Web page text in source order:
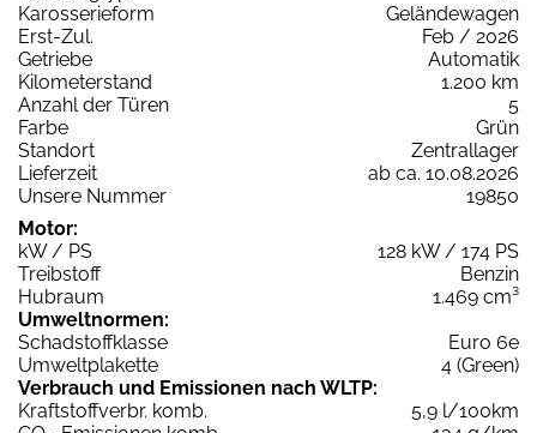
Karosserieform
Geländewagen
Erst-Zul.
Feb / 2026
Getriebe
Automatik
Kilometerstand
1.200 km
Anzahl der Türen
5
Farbe
Grün
Standort
Zentrallager
Lieferzeit
ab ca. 10.08.2026
Unsere Nummer
19850
Motor:
kW / PS
128 kW / 174 PS
Treibstoff
Benzin
Hubraum
1.469 cm³
Umweltnormen:
Schadstoffklasse
Euro 6e
Umweltplakette
4 (Green)
Verbrauch und Emissionen nach WLTP:
Kraftstoffverbr. komb.
5,9 l/100km